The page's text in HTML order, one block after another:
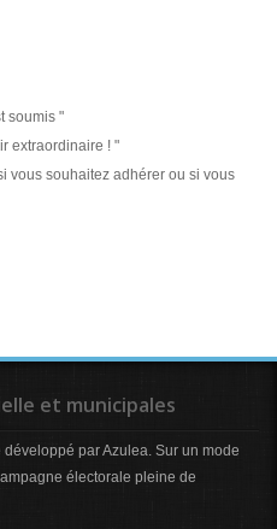
soumis "
extraordinaire ! "
vous souhaitez adhérer ou si vous
et municipales
par Azulea. Sur un mode
électorale pleine de